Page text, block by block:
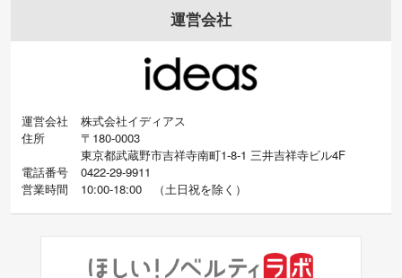
運営会社
運営会社
株式会社イディアス
住所
〒180-0003
東京都武蔵野市吉祥寺南町1-8-1 三井吉祥寺ビル4F
電話番号
0422-29-9911
営業時間
10:00-18:00 （土日祝を除く）